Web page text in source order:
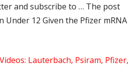
and subscribe to … The post
Under 12 Given the Pfizer mRNA
Lauterbach, Psiram, Pfizer,